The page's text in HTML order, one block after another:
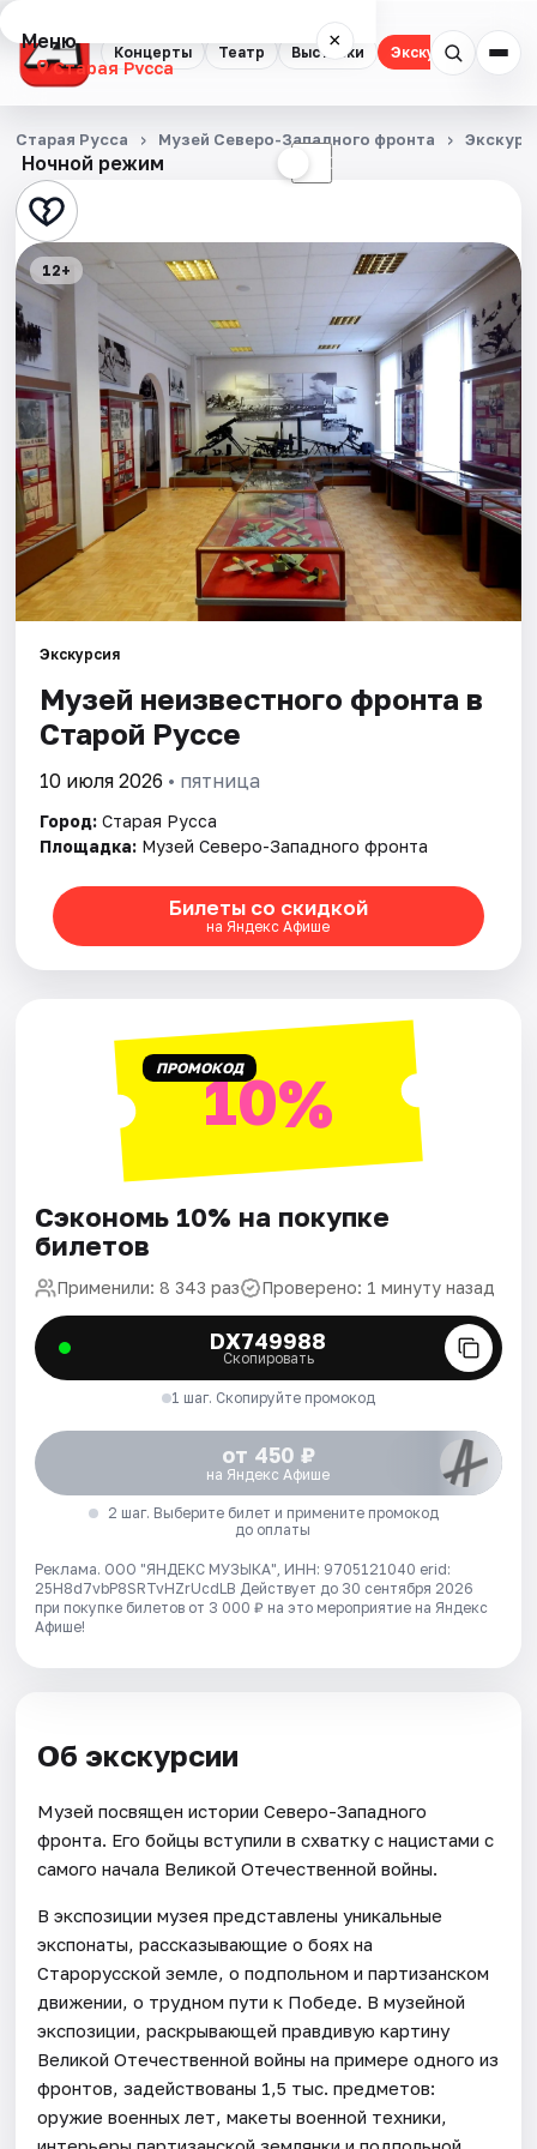
Концерты Театр Выставки Экскурсии
Меню ×
Старая Русса
Концерты
Театр
Выставки
Экскурсии
События
Города
Площадки
Артисты
Рейтинги
Ночной режим ☾
Старая Русса Музей Северо-Западного фронта
12+
Экскурсия
Музей неизвестного фронта в
Старой Руссе
10 июля 2026 • пятница
Город: Старая Русса
Площадка: Музей Северо-Западного фронта
Билеты со скидкой
на Яндекс Афише
ПРОМОКОД10%
Сэкономь 10% на покупке
билетов
Применили: 8 343 раз Проверено: 1 минуту назад
DX749988
Скопировать
1 шаг. Скопируйте промокод
от 450 ₽
на Яндекс Афише
2 шаг. Выберите билет и примените промокод
до оплаты
Реклама. ООО "ЯНДЕКС МУЗЫКА", ИНН: 9705121040 erid:
25H8d7vbP8SRTvHZrUcdLB Действует до 30 сентября 2026
при покупке билетов от 3 000 ₽ на это мероприятие на Яндекс
Афише!
Об экскурсии
Музей посвящен истории Северо-Западного
фронта. Его бойцы вступили в схватку с нацистами с
самого начала Великой Отечественной войны.
В экспозиции музея представлены уникальные
экспонаты, рассказывающие о боях на
Старорусской земле, о подпольном и партизанском
движении, о трудном пути к Победе. В музейной
экспозиции, раскрывающей правдивую картину
Великой Отечественной войны на примере одного из
фронтов, задействованы 1,5 тыс. предметов:
оружие военных лет, макеты военной техники,